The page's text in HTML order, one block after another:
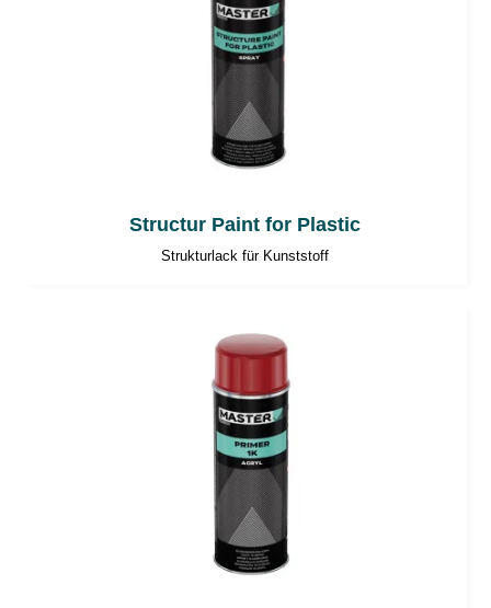
Structur Paint for Plastic
Strukturlack für Kunststoff